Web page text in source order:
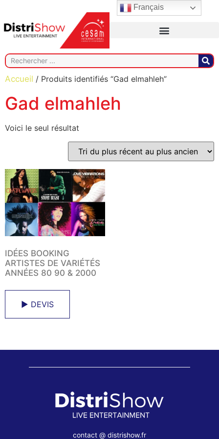
Accueil / Produits identifiés “Gad elmahleh”
Gad elmahleh
Voici le seul résultat
IDÉES BOOKING
ARTISTES DE VARIÉTÉS
ANNÉES 80 90 & 2000
► DEVIS
contact @ distrishow.fr
Français